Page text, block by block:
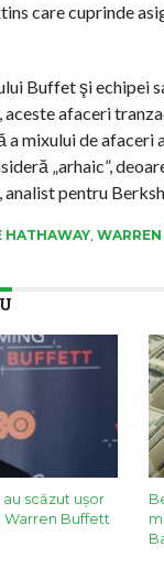
care cuprinde
Buffet şi echipei
aceste afaceri
a mixului de
„arhaic”,
pentru
HATHAWAY,
scăzut uşor
Warren Buffett